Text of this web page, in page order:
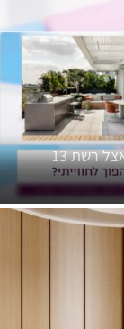
סודות האירוח והעיצוב: המעצבת צביה קזיוף אצל רשת 13